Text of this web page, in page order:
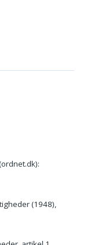
(1948),